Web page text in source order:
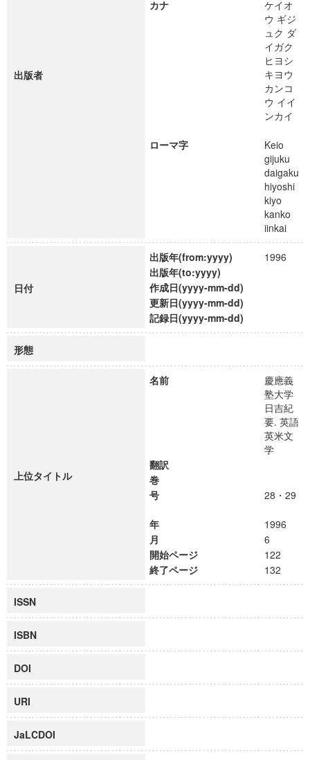
出版者
カナ
ケイオ
ウ ギジ
ュク ダ
イガク
ヒヨシ
キヨウ
カンコ
ウ イイ
ンカイ
ローマ字
Keio
gijuku
daigaku
hiyoshi
kiyo
kanko
iinkai
日付
出版年(from:yyyy)
1996
出版年(to:yyyy)
作成日(yyyy-mm-dd)
更新日(yyyy-mm-dd)
記録日(yyyy-mm-dd)
形態
上位タイトル
名前
慶應義
塾大学
日吉紀
要. 英語
英米文
学
翻訳
巻
号
28・29
年
1996
月
6
開始ページ
122
終了ページ
132
ISSN
ISBN
DOI
URI
JaLCDOI